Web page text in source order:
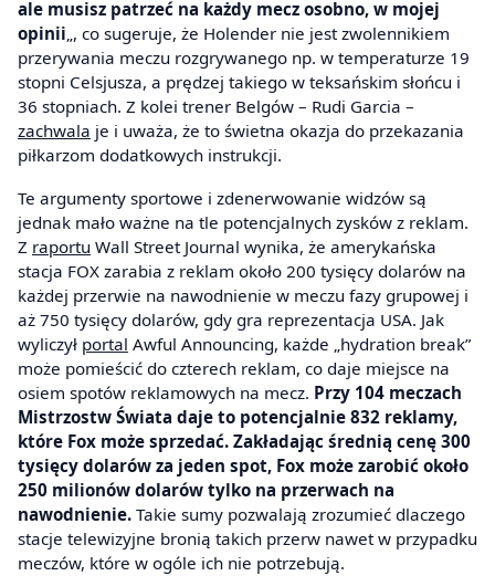
ale musisz patrzeć na każdy mecz osobno, w mojej
opinii „, co sugeruje, że Holender nie jest zwolennikiem
przerywania meczu rozgrywanego np. w temperaturze 19
stopni Celsjusza, a prędzej takiego w teksańskim słońcu i
36 stopniach. Z kolei trener Belgów – Rudi Garcia –
zachwala je i uważa, że to świetna okazja do przekazania
piłkarzom dodatkowych instrukcji.
Te argumenty sportowe i zdenerwowanie widzów są
jednak mało ważne na tle potencjalnych zysków z reklam.
Z raportu Wall Street Journal wynika, że amerykańska
stacja FOX zarabia z reklam około 200 tysięcy dolarów na
każdej przerwie na nawodnienie w meczu fazy grupowej i
aż 750 tysięcy dolarów, gdy gra reprezentacja USA. Jak
wyliczył portal Awful Announcing, każde „hydration break”
może pomieścić do czterech reklam, co daje miejsce na
osiem spotów reklamowych na mecz. Przy 104 meczach
Mistrzostw Świata daje to potencjalnie 832 reklamy,
które Fox może sprzedać. Zakładając średnią cenę 300
tysięcy dolarów za jeden spot, Fox może zarobić około
250 milionów dolarów tylko na przerwach na
nawodnienie. Takie sumy pozwalają zrozumieć dlaczego
stacje telewizyjne bronią takich przerw nawet w przypadku
meczów, które w ogóle ich nie potrzebują.